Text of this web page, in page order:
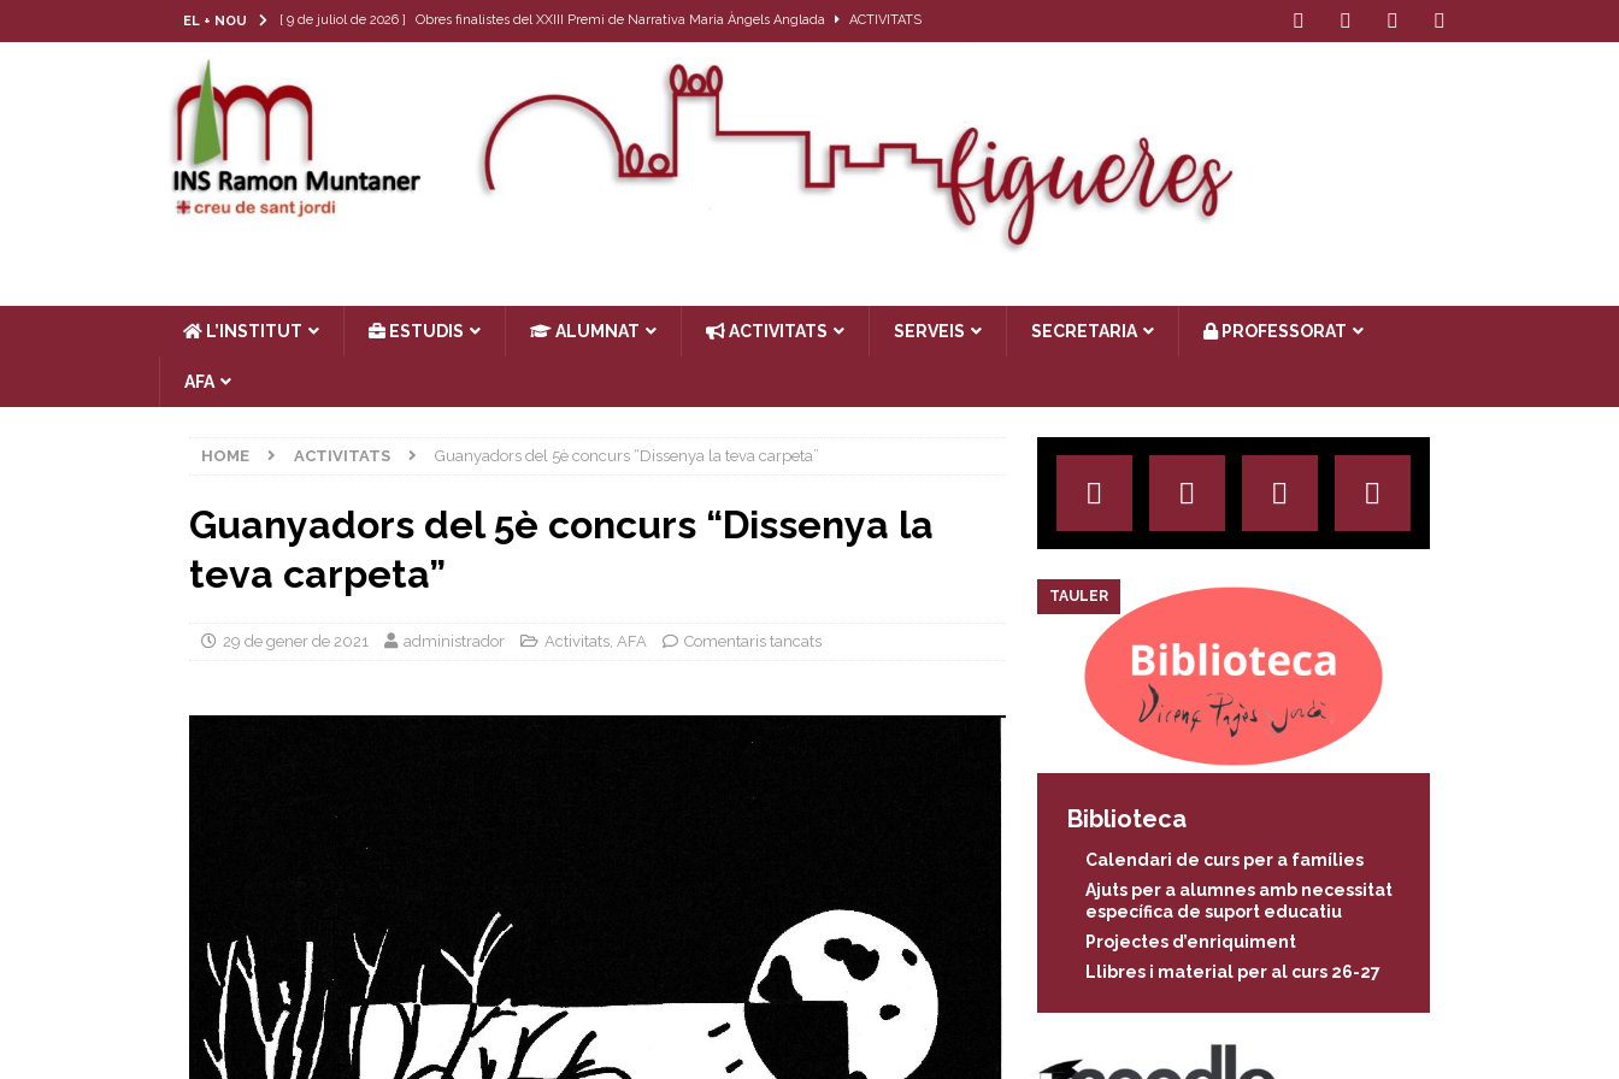
EL + NOU [ 9 de juliol de 2026 ] Obres finalistes del XXIII Premi de Narrativa Maria Àngels Anglada ACTIVITATS
Tria de matèria optativa per a l’alumnat que el proper curs farà 1r d’ESO
[ 17 de juny de 2026 ] Llibres de text 26-27 ACTIVITATS
Les cròniques del Club de lectura: Passat, futur i… present ACTIVITATS
[ 17 de juliol de 2026 ] Horari d’estiu
L’INSTITUT ESTUDIS ALUMNAT ACTIVITATS SERVEIS SECRETARIA PROFESSORAT
AFA
HOME ACTIVITATS Guanyadors del 5è concurs “Dissenya la teva carpeta”
Guanyadors del 5è concurs “Dissenya la
teva carpeta”
29 de gener de 2021 administrador Activitats, AFA Comentaris tancats
TAULER
Biblioteca
Calendari de curs per a famílies
Ajuts per a alumnes amb necessitat
específica de suport educatiu
Projectes d’enriquiment
Llibres i material per al curs 26-27